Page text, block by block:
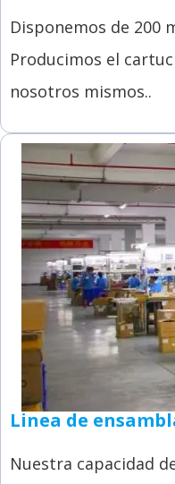
Disponemos de 200
Producimos el
nosotros mismos..
Linea de
Nuestra capacidad